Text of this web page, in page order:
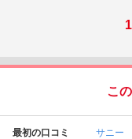
こ
最初の口コミ
サニー